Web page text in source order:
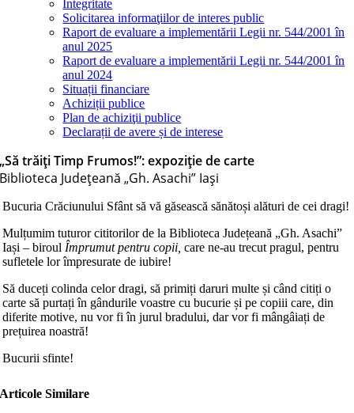
Integritate
Solicitarea informaţiilor de interes public
Raport de evaluare a implementării Legii nr. 544/2001 în
anul 2025
Raport de evaluare a implementării Legii nr. 544/2001 în
anul 2024
Situații financiare
Achiziții publice
Plan de achiziţii publice
Declarații de avere și de interese
„Să trăiți Timp Frumos!”: expoziție de carte
Biblioteca Judeţeană „Gh. Asachi” Iaşi
Bucuria Crăciunului Sfânt să vă găsească sănătoși alături de cei dragi!
Mulțumim tuturor cititorilor de la Biblioteca Județeană „Gh. Asachi”
Iași – biroul Împrumut pentru copii, care ne-au trecut pragul, pentru
sufletele lor împresurate de iubire!
Să duceți colinda celor dragi, să primiți daruri multe și când citiți o
carte să purtați în gândurile voastre cu bucurie și pe copiii care, din
diferite motive, nu vor fi în jurul bradului, dar vor fi mângâiați de
prețuirea noastră!
Bucurii sfinte!
Articole Similare